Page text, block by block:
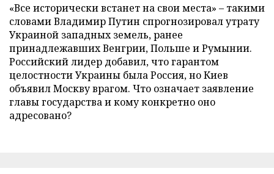
«Все исторически встанет на свои места» – такими
словами Владимир Путин спрогнозировал утрату
Украиной западных земель, ранее
принадлежавших Венгрии, Польше и Румынии.
Российский лидер добавил, что гарантом
целостности Украины была Россия, но Киев
объявил Москву врагом. Что означает заявление
главы государства и кому конкретно оно
адресовано?